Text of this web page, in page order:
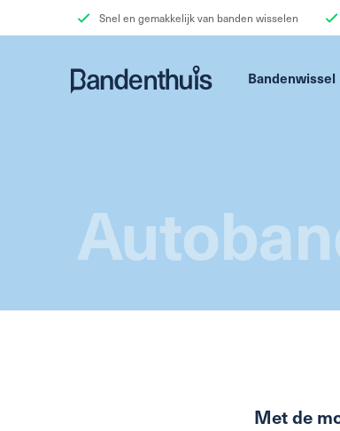
Snel en gemakkelijk van banden wisselen
Bandenwissel
Met de